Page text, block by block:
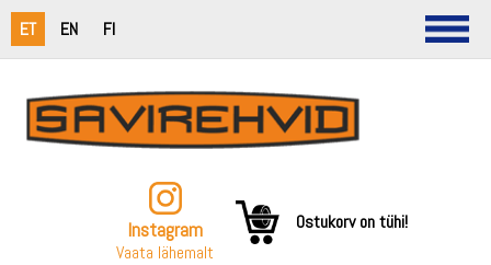
ET EN FI
Instagram
Vaata lähemalt
Ostukorv on tühi!